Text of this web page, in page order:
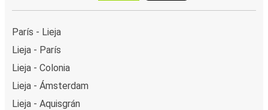
París - Lieja
Lieja - París
Lieja - Colonia
Lieja - Ámsterdam
Lieja - Aquisgrán